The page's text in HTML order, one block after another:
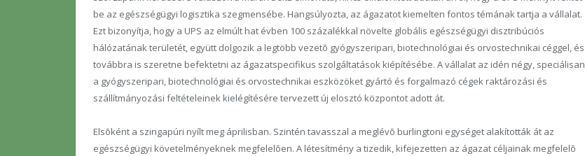
be az egészségügyi logisztika szegmensébe. Hangsúlyozta, az ágazatot kiemelten fontos témának tartja a vállalat.
Ezt bizonyítja, hogy a UPS az elmúlt hat évben 100 százalékkal növelte globális egészségügyi disztribúciós
hálózatának területét, együtt dolgozik a legtöbb vezetõ gyógyszeripari, biotechnológiai és orvostechnikai céggel, és
továbbra is szeretne befektetni az ágazatspecifikus szolgáltatások kiépítésébe. A vállalat az idén négy, speciálisan
a gyógyszeripari, biotechnológiai és orvostechnikai eszközöket gyártó és forgalmazó cégek raktározási és
szállítmányozási feltételeinek kielégítésére tervezett új elosztó központot adott át.
Elsõként a szingapúri nyílt meg áprilisban. Szintén tavasszal a meglévõ burlingtoni egységet alakították át az
egészségügyi követelményeknek megfelelõen. A létesítmény a tizedik, kifejezetten az ágazat céljainak megfelelõ